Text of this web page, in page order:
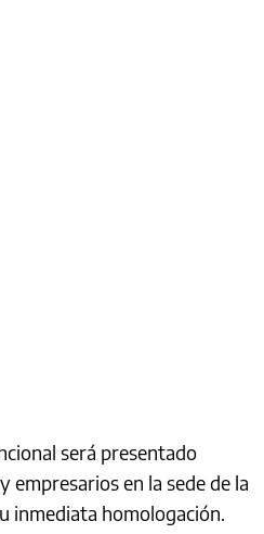
será presentado
empresarios en la sede de la
inmediata homologación.